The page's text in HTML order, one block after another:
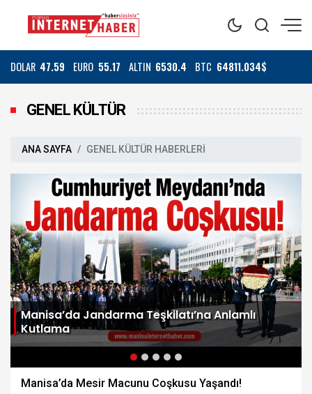
DOLAR 47.59 EURO 55.17 ALTIN 6530.4 BTC 64811.034$
GENEL KÜLTÜR
ANA SAYFA GENEL KÜLTÜR HABERLERİ
Manisa’da Jandarma Teşkilatı’na Anlamlı
Kutlama
Manisa’da Mesir Macunu Coşkusu Yaşandı!